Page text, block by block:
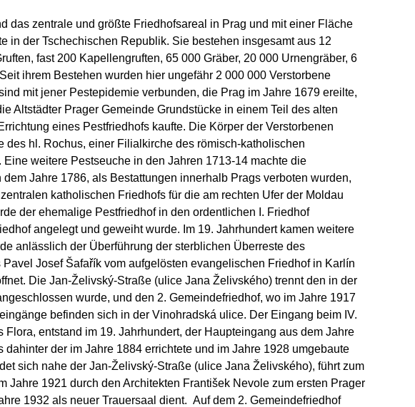
das zentrale und größte Friedhofsareal in Prag und mit einer Fläche
in der Tschechischen Republik. Sie bestehen insgesamt aus 12
fast 200 Kapellengruften, 65 000 Gräber, 20 000 Urnengräber, 6
ihrem Bestehen wurden hier ungefähr 2 000 000 Verstorbene
mit jener Pestepidemie verbunden, die Prag im Jahre 1679 ereilte,
Altstädter Prager Gemeinde Grundstücke in einem Teil des alten
eines Pestfriedhofs kaufte. Die Körper der Verstorbenen
des hl. Rochus, einer Filialkirche des römisch-katholischen
weitere Pestseuche in den Jahren 1713-14 machte die
Jahre 1786, als Bestattungen innerhalb Prags verboten wurden,
katholischen Friedhofs für die am rechten Ufer der Moldau
der ehemalige Pestfriedhof in den ordentlichen I. Friedhof
angelegt und geweiht wurde. Im 19. Jahrhundert kamen weitere
anlässlich der Überführung der sterblichen Überreste des
Josef Šafařík vom aufgelösten evangelischen Friedhof in Karlín
Die Jan-Želivský-Straße (ulice Jana Želivského) trennt den in der
wurde, und den 2. Gemeindefriedhof, wo im Jahre 1917
befinden sich in der Vinohradská ulice. Der Eingang beim IV.
Flora, entstand im 19. Jahrhundert, der Haupteingang aus dem Jahre
der im Jahre 1884 errichtete und im Jahre 1928 umgebaute
sich nahe der Jan-Želivský-Straße (ulice Jana Želivského), führt zum
Jahre 1921 durch den Architekten František Nevole zum ersten Prager
1932 als neuer Trauersaal dient. Auf dem 2. Gemeindefriedhof